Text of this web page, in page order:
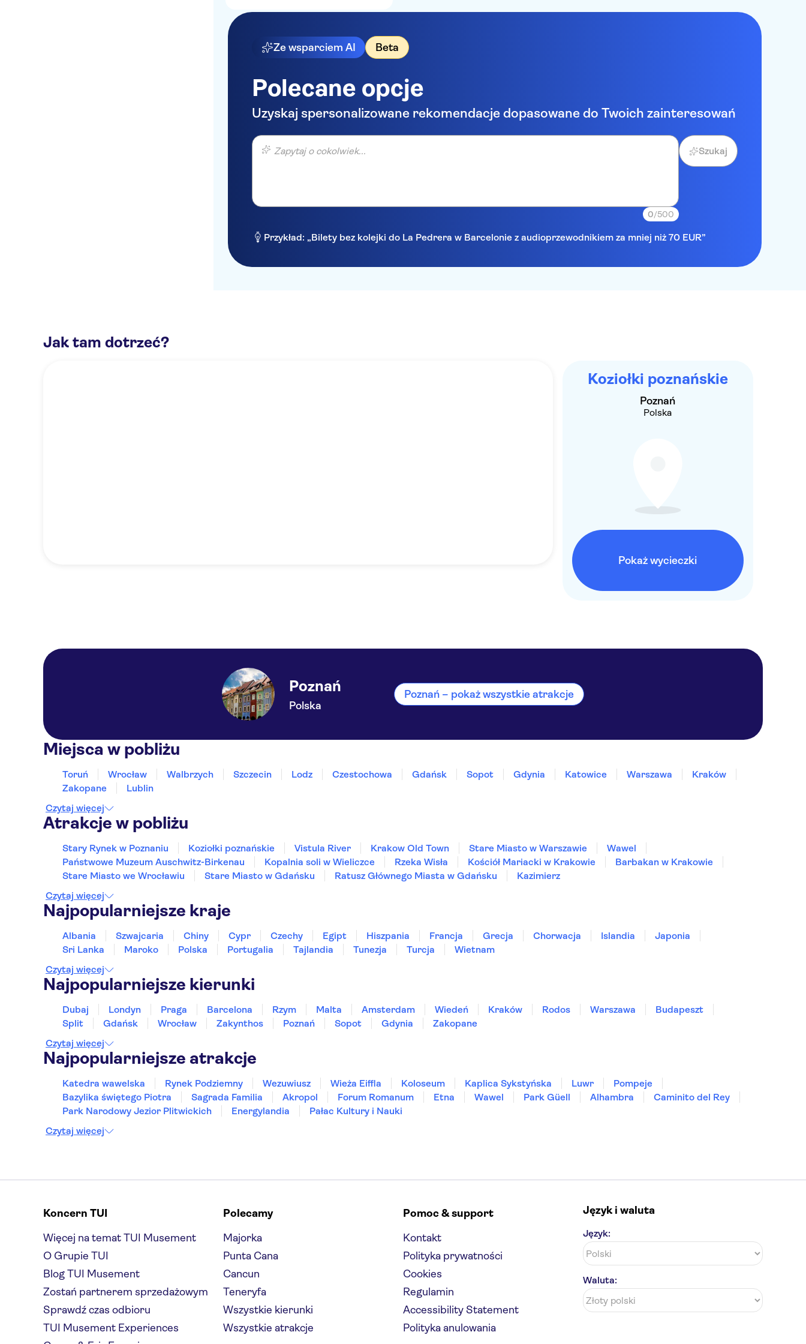
Ze wsparciem AI Beta
Polecane opcje
Uzyskaj spersonalizowane rekomendacje dopasowane do Twoich zainteresowań
Zapytaj o cokolwiek...
0/500
Szukaj
Przykład: „Bilety bez kolejki do La Pedrera w Barcelonie z audioprzewodnikiem za mniej niż 70 EUR”
Jak tam dotrzeć?
Koziołki poznańskie
Poznań
Polska
Pokaż wycieczki
Poznań
Polska
Poznań – pokaż wszystkie atrakcje
Miejsca w pobliżu
Toruń Wrocław Walbrzych Szczecin Lodz Czestochowa Gdańsk Sopot Gdynia Katowice Warszawa
Kraków
Zakopane
Lublin
Czytaj więcej
Atrakcje w pobliżu
Stary Rynek w Poznaniu Koziołki poznańskie Vistula River Krakow Old Town Stare Miasto w Warszawie
Wawel
Państwowe Muzeum Auschwitz-Birkenau
Kopalnia soli w Wieliczce Rzeka Wisła Kościół Mariacki w Krakowie
Barbakan w Krakowie
Stare Miasto we Wrocławiu
Stare Miasto w Gdańsku Ratusz Głównego Miasta w Gdańsku
Kazimierz
Czytaj więcej
Najpopularniejsze kraje
Albania Szwajcaria Chiny Cypr Czechy Egipt Hiszpania Francja Grecja Chorwacja Islandia
Japonia
Sri Lanka
Maroko Polska Portugalia Tajlandia Tunezja Turcja
Wietnam
Czytaj więcej
Najpopularniejsze kierunki
Dubaj Londyn Praga Barcelona Rzym Malta Amsterdam Wiedeń Kraków Rodos Warszawa
Budapeszt
Split
Gdańsk Wrocław Zakynthos Poznań Sopot Gdynia
Zakopane
Czytaj więcej
Najpopularniejsze atrakcje
Katedra wawelska Rynek Podziemny Wezuwiusz Wieża Eiffla Koloseum Kaplica Sykstyńska Luwr
Pompeje
Bazylika świętego Piotra
Sagrada Familia Akropol Forum Romanum Etna Wawel Park Güell Alhambra
Caminito del Rey
Park Narodowy Jezior Plitwickich
Energylandia
Pałac Kultury i Nauki
Czytaj więcej
Koncern TUI
Więcej na temat TUI Musement
O Grupie TUI
Blog TUI Musement
Zostań partnerem sprzedażowym
Sprawdź czas odbioru
TUI Musement Experiences
Polecamy
Majorka
Punta Cana
Cancun
Teneryfa
Wszystkie kierunki
Wszystkie atrakcje
Pomoc & support
Kontakt
Polityka prywatności
Cookies
Regulamin
Accessibility Statement
Polityka anulowania
Język i waluta
Język:
Waluta: